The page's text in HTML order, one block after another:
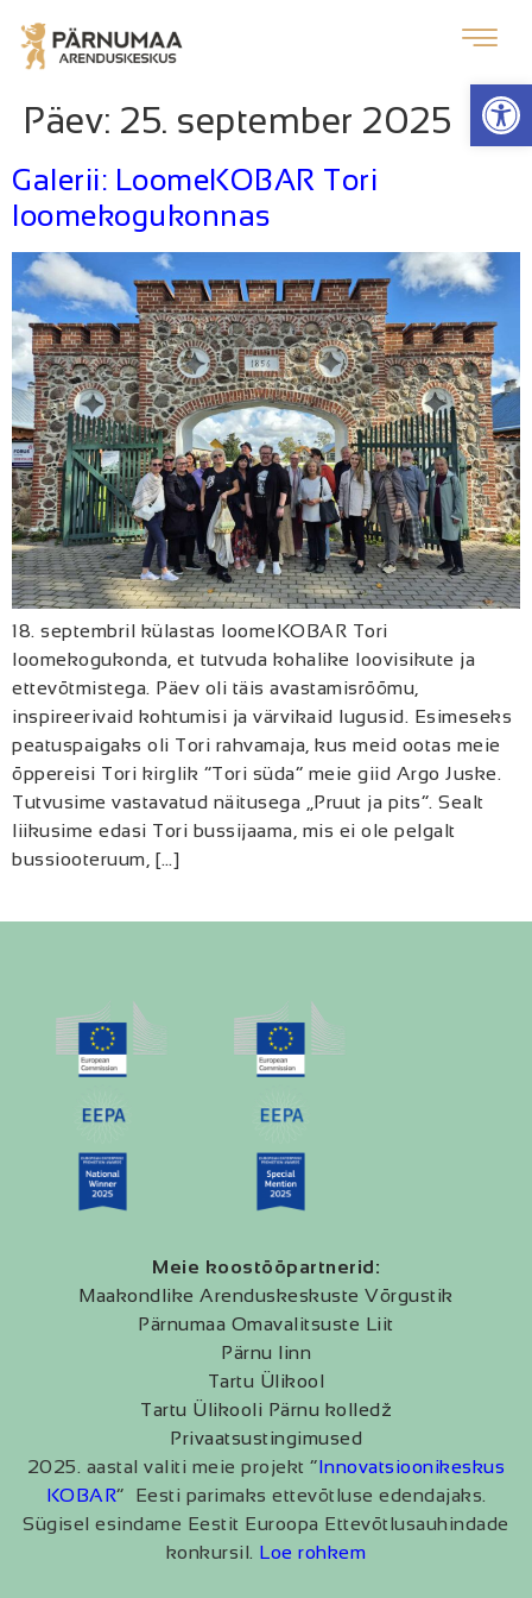
Päev: 25. september 2025
Galerii: LoomeKOBAR Tori
loomekogukonnas
18. septembril külastas loomeKOBAR Tori
loomekogukonda, et tutvuda kohalike loovisikute ja
ettevõtmistega. Päev oli täis avastamisrõõmu,
inspireerivaid kohtumisi ja värvikaid lugusid. Esimeseks
peatuspaigaks oli Tori rahvamaja, kus meid ootas meie
õppereisi Tori kirglik “Tori süda” meie giid Argo Juske.
Tutvusime vastavatud näitusega „Pruut ja pits“. Sealt
liikusime edasi Tori bussijaama, mis ei ole pelgalt
bussiooteruum, […]
Meie koostööpartnerid:
Maakondlike Arenduskeskuste Võrgustik
Pärnumaa Omavalitsuste Liit
Pärnu linn
Tartu Ülikool
Tartu Ülikooli Pärnu kolledž
Privaatsustingimused
2025. aastal valiti meie projekt “ Innovatsioonikeskus
KOBAR” Eesti parimaks ettevõtluse edendajaks.
Sügisel esindame Eestit Euroopa Ettevõtlusauhindade
konkursil. Loe rohkem